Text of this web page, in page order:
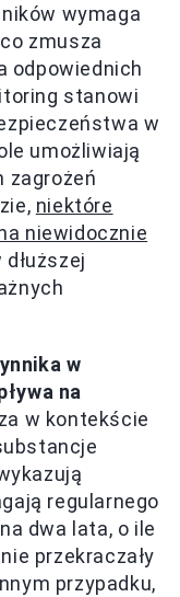
wymaga
zmusza
odpowiednich
stanowi
w
umożliwiają
zagrożeń
niektóre
niewidocznie
dłuższej
w
na
w kontekście
regularnego
dwa lata, o ile
przekraczały
przypadku,